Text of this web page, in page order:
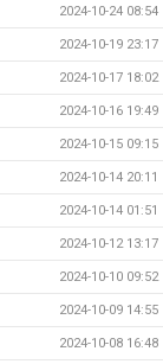
2024-10-24 08:54
2024-10-19 23:17
2024-10-17 18:02
2024-10-16 19:49
2024-10-15 09:15
2024-10-14 20:11
2024-10-14 01:51
2024-10-12 13:17
2024-10-10 09:52
2024-10-09 14:55
2024-10-08 16:48